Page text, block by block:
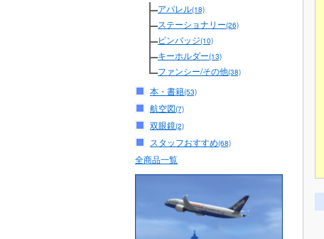
アパレル(18)
ステーショナリー(26)
ピンバッジ(10)
キーホルダー(13)
ファンシー/その他(38)
本・書籍(53)
航空図(7)
双眼鏡(2)
スタッフおすすめ(68)
全商品一覧